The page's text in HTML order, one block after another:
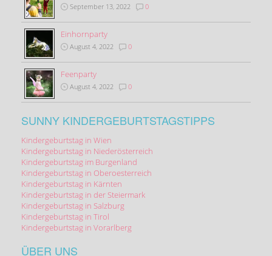
September 13, 2022 0
Einhornparty
August 4, 2022 0
Feenparty
August 4, 2022 0
SUNNY KINDERGEBURTSTAGSTIPPS
Kindergeburtstag in Wien
Kindergeburtstag in Niederösterreich
Kindergeburtstag im Burgenland
Kindergeburtstag in Oberoesterreich
Kindergeburtstag in Kärnten
Kindergeburtstag in der Steiermark
Kindergeburtstag in Salzburg
Kindergeburtstag in Tirol
Kindergeburtstag in Vorarlberg
ÜBER UNS